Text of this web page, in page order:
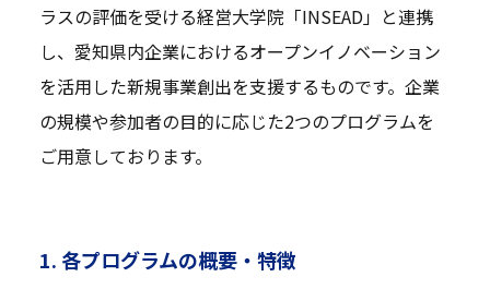
ラスの評価を受ける経営大学院「INSEAD」と連携
し、愛知県内企業におけるオープンイノベーション
を活用した新規事業創出を支援するものです。企業
の規模や参加者の目的に応じた2つのプログラムを
ご用意しております。
1. 各プログラムの概要・特徴